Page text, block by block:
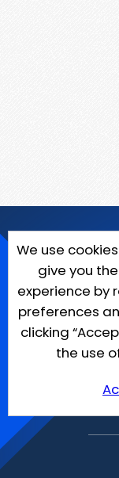
We use
give you
experience by
preferences
clicking
the use